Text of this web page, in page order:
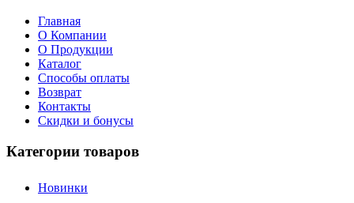
Главная
О Компании
О Продукции
Каталог
Способы оплаты
Возврат
Контакты
Скидки и бонусы
Категории товаров
Новинки